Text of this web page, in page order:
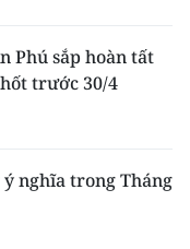
Phú sắp hoàn tất
trước 30/4
nghĩa trong Tháng